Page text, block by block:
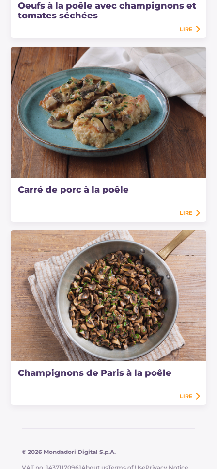
Oeufs à la poêle avec champignons et
tomates séchées
LIRE
Carré de porc à la poêle
LIRE
Champignons de Paris à la poêle
LIRE
© 2026 Mondadori Digital S.p.A.
VAT no. 14371170961About usTerms of UsePrivacy Notice